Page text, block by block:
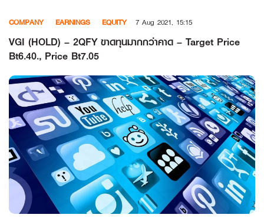
content
COMPANY EARNINGS EQUITY 7 Aug 2021, 15:15
VGI (HOLD) – 2QFY ขาดทุนมากกว่าคาด – Target Price
Bt6.40., Price Bt7.05